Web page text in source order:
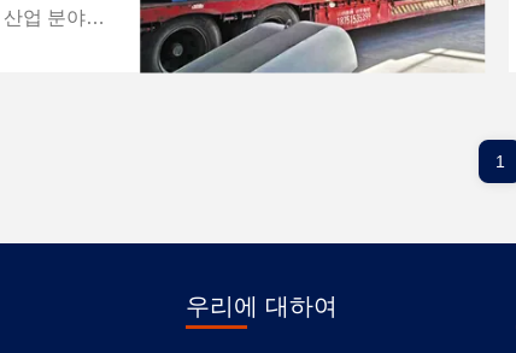
업 분야에
장치의 효
1
우리에 대하여